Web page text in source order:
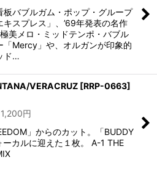
板バブルガム・ポップ・グループ
キスプレス」、’69年発表の名作
美メロ・ミッドテンポ・バブル
「Mercy」や、オルガンが印象的
ド…
VERACRUZ [RRP-0663]
1,200円
」からのカット。「BUDDY
ーカルに迎えた１枚。 A-1 THE